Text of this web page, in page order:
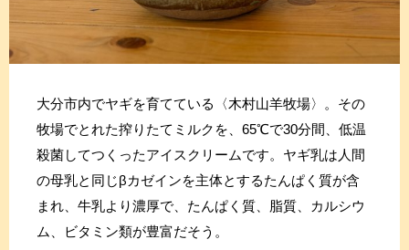
大分市内でヤギを育てている〈木村山羊牧場〉。その
牧場でとれた搾りたてミルクを、65℃で30分間、低温
殺菌してつくったアイスクリームです。ヤギ乳は人間
の母乳と同じβカゼインを主体とするたんぱく質が含
まれ、牛乳より濃厚で、たんぱく質、脂質、カルシウ
ム、ビタミン類が豊富だそう。